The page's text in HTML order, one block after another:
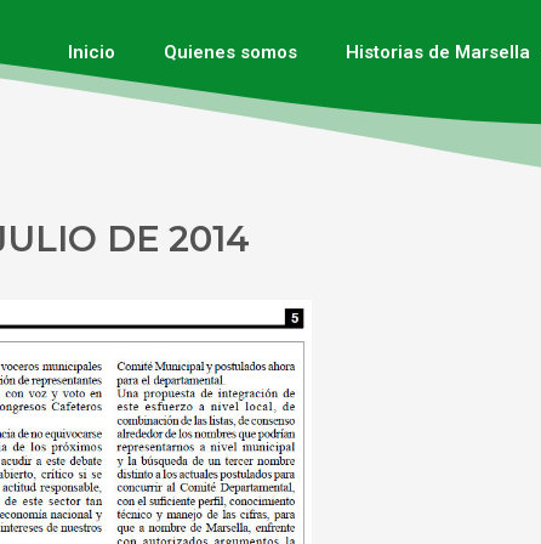
Inicio Quienes somos Historias de Marsella
DE 2014